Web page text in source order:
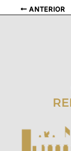
ANTERIOR